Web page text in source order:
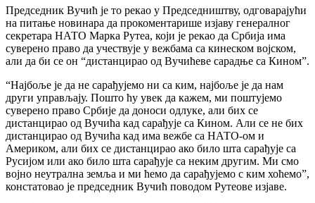
Председник Вучић је то рекао у Председништву, одговарајући
на питање новинара да прокоментарише изјаву генералног
секретара НАТО Марка Рутеа, који је рекао да Србија има
суверено право да учествује у вежбама са кинеском војском,
али да би се он “дистанцирао од Вучићеве сарадње са Кином”.
“Најбоље је да не сарађујемо ни са ким, најбоље је да нам
други управљају. Пошто ћу увек да кажем, ми поштујемо
суверено право Србије да доноси одлуке, али бих се
дистанцирао од Вучића кад сарађује са Кином. Али се не бих
дистанцирао од Вучића кад има вежбе са НАТО-ом и
Америком, али бих се дистанцирао ако било шта сарађује са
Русијом или ако било шта сарађује са неким другим. Ми смо
војно неутрална земља и ми ћемо да сарађујемо с ким хоћемо”,
констатовао је председник Вучић поводом Рутеове изјаве.